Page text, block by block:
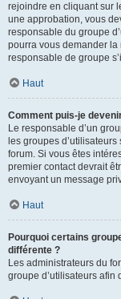
rejoindre en cliquant sur
une approbation, vous
responsable du groupe
pourra vous demander la
responsable de groupe
Haut
Comment puis-je
Le responsable d’un
les groupes
forum. Si vous êtes
premier contact devrait
envoyant un message
Haut
Pourquoi certains
différente ?
Les administrateurs du
groupe d’utilisateurs afin